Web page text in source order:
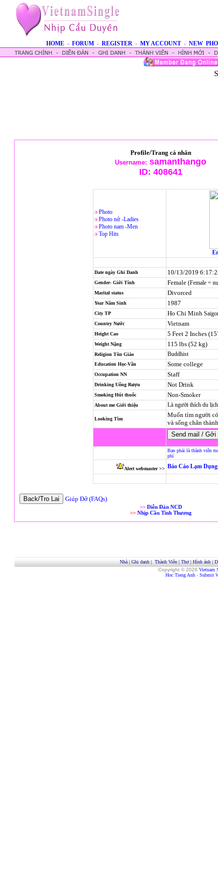
HOME - FORUM - REGISTER - MY ACCOUNT - NEW
Profile/Trang cá nhân
Username: samanthango
ID: 408641
Photo
Photo nử -Ladies
Photo nam -Men
Top Hits
Date ngày Ghi Danh 10/13/2019
Gender- Giới Tính Female (Female =
Marital status Divorced
Year Năm Sinh 1987
City TP Ho Chi Minh
Country Nước Vietnam
Height Cao 5 Feet 2 Inches
Weight Nặng 115 lbs (52 kg)
Religion Tôn Giáo Buddhist
Education Học-Vấn Some college
Occupation NN Staff
Drinking Uống Rượu Not Drink
Smoking Hút thuốc Non-Smoker
About me Giới thiệu Là người thích du
Looking Tìm
Muốn tìm người
và sống chân thành
Bạn phải là thành viên
phí
Alert webmaster >> Báo Cáo Lạm
Giúp Đở (FAQs)
>> Diễn Đàn NCD
>> Nhịp Cầu Tình Thương
Nhà| Ghi danh| Thành Viên| Thơ| Hình ảnh|
Copyright © 2026 Vietnam
Hoc Tieng Anh - Submit